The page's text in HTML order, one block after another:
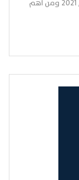
السنوية للنشاط التعاوني بالقطاع الزراعى عام 2020 / 2021 ومن أهم